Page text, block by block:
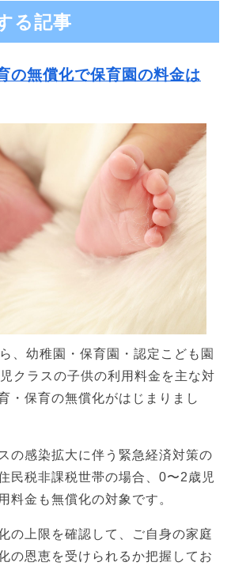
る記事
の無償化で保育園の料金は
、幼稚園・保育園・認定こども園
クラスの子供の利用料金を主な対
・保育の無償化がはじまりまし
の感染拡大に伴う緊急経済対策の
民税非課税世帯の場合、0〜2歳児
料金も無償化の対象です。
の上限を確認して、ご自身の家庭
の恩恵を受けられるか把握してお